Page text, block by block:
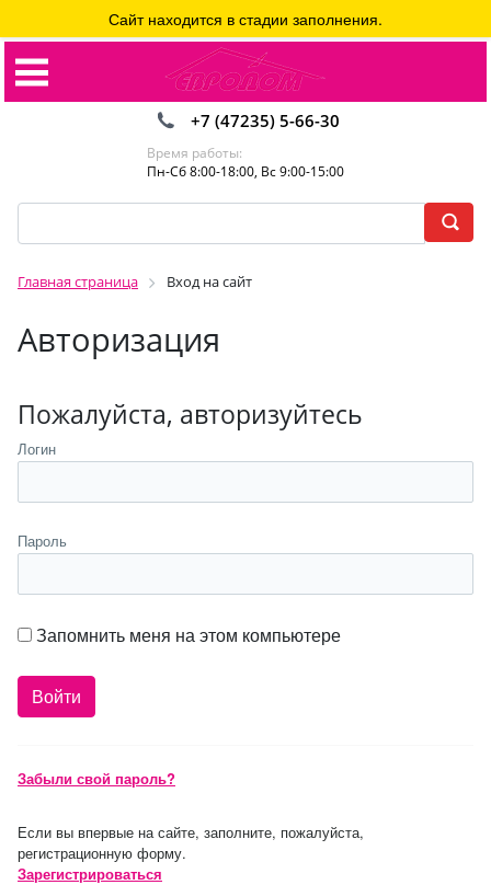
+7 (47235) 5-66-30
Время работы:
Пн-Сб 8:00-18:00, Вс 9:00-15:00
Главная страница Вход на сайт
Авторизация
Сайт находится в стадии заполнения.
Пожалуйста, авторизуйтесь
Логин
Пароль
Запомнить меня на этом компьютере
Забыли свой пароль?
Если вы впервые на сайте, заполните, пожалуйста,
регистрационную форму.
Зарегистрироваться